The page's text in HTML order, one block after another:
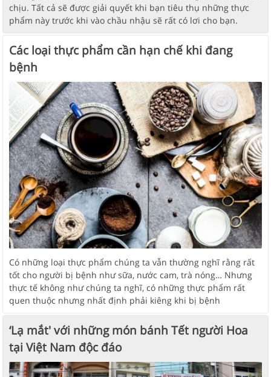
chịu. Tất cả sẽ được giải quyết khi bạn tiêu thụ những thực
phẩm này trước khi vào chầu nhậu sẽ rất có lơi cho bạn.
Các loại thực phẩm cần hạn chế khi đang
bệnh
Có những loại thực phẩm chúng ta vẫn thường nghĩ rằng rất
tốt cho người bị bệnh như sữa, nước cam, trà nóng… Nhưng
thực tế không như chúng ta nghĩ, có những thực phẩm rất
quen thuộc nhưng nhất định phải kiêng khi bị bệnh
‘Lạ mắt' với những món bánh Tết người Hoa
tại Việt Nam độc đáo